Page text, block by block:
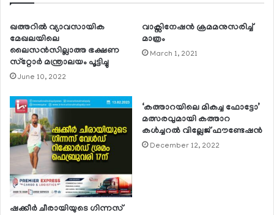
ഖത്തറില്‍ വ്യാവസായിക
മേഖലയിലെ
ലൈസന്‍സില്ലാത്ത ഭക്ഷണ
സ്‌റ്റോര്‍ മന്ത്രാലയം പൂട്ടിച്ചു
June 10, 2022
വാക്സിനേഷന്‍ ക്രമമനുസരിച്ച്
മാത്രം
March 1, 2021
ഷക്കീര്‍ ചീരായിയുടെ ഗിന്നസ്
‘കത്താറയിലെ മികച്ച ഫോട്ടോ’
മത്സരവുമായി കത്താറ
കള്‍ച്ചറല്‍ വില്ലേജ് ഫൗണ്ടേഷന്‍
December 12, 2022